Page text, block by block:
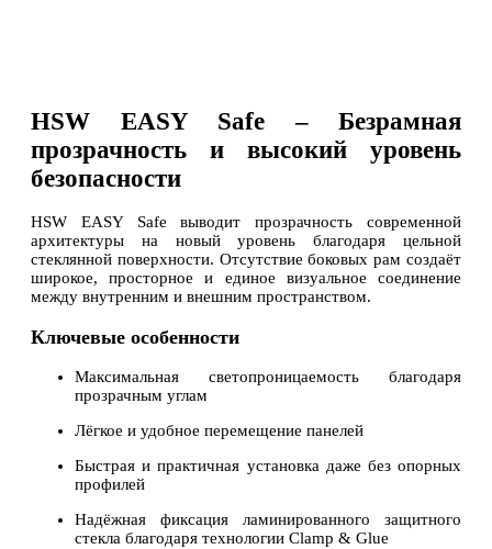
HSW EASY Safe – Безрамная
прозрачность и высокий уровень
безопасности
HSW EASY Safe выводит прозрачность современной
архитектуры на новый уровень благодаря цельной
стеклянной поверхности. Отсутствие боковых рам создаёт
широкое, просторное и единое визуальное соединение
между внутренним и внешним пространством.
Ключевые особенности
Максимальная светопроницаемость благодаря
прозрачным углам
Лёгкое и удобное перемещение панелей
Быстрая и практичная установка даже без опорных
профилей
Надёжная фиксация ламинированного защитного
стекла благодаря технологии Clamp & Glue